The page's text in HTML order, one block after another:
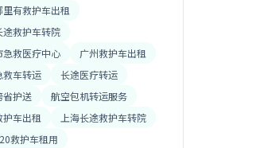
里有救护车出租
途救护车转院
急救医疗中心
广州救护车出租
救车转运
长途医疗转运
省护送
航空包机转运服务
护车出租
上海长途救护车转院
救护车租用